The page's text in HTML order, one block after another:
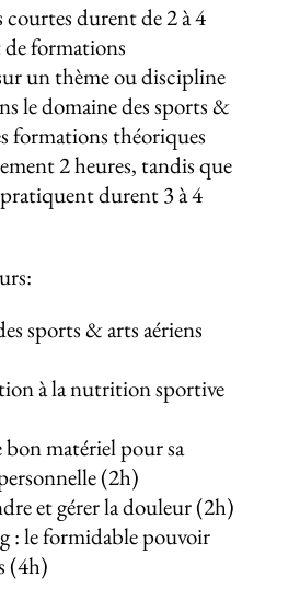
durent de 2 à 4
de formations
un thème ou discipline
le domaine des sports &
formations théoriques
2 heures, tandis que
durent 3 à 4
sports & arts aériens
à la nutrition sportive
matériel pour sa
(2h)
et gérer la douleur (2h)
: le formidable pouvoir
(4h)